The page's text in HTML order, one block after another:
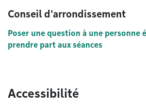
Conseil d'arrondissement
Poser une question à une personne
prendre part aux séances
Accessibilité